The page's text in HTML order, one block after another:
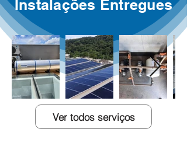
Instalações Entregues
Ver todos serviços